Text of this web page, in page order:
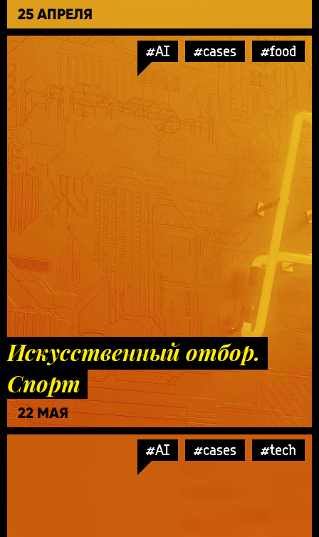
25 АПРЕЛЯ
#AI #cases #food
Искусственный отбор.
Спорт
22 МАЯ
#AI #cases #tech